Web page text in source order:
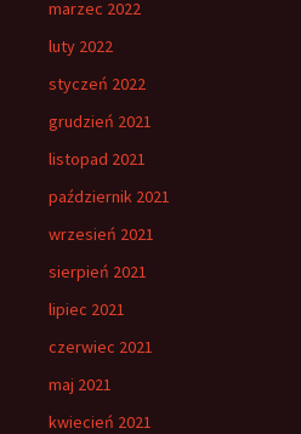
marzec 2022
luty 2022
styczeń 2022
grudzień 2021
listopad 2021
październik 2021
wrzesień 2021
sierpień 2021
lipiec 2021
czerwiec 2021
maj 2021
kwiecień 2021